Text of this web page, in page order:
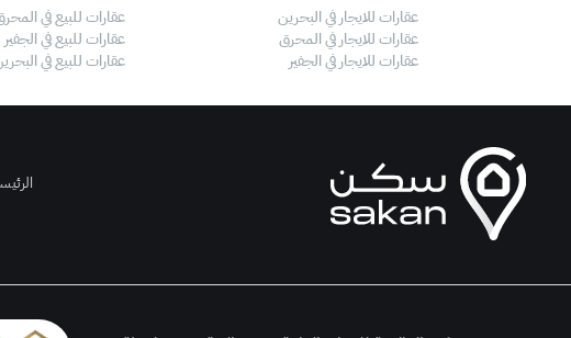
عقارات للايجار في البحرين
عقارات للايجار في المحرق
عقارات للايجار في الجفير
عقارات للبيع في
عقارات للبيع في الجفير
عقارات للبيع في